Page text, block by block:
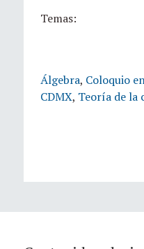
Temas:
Álgebra, Coloquio
CDMX, Teoría de la